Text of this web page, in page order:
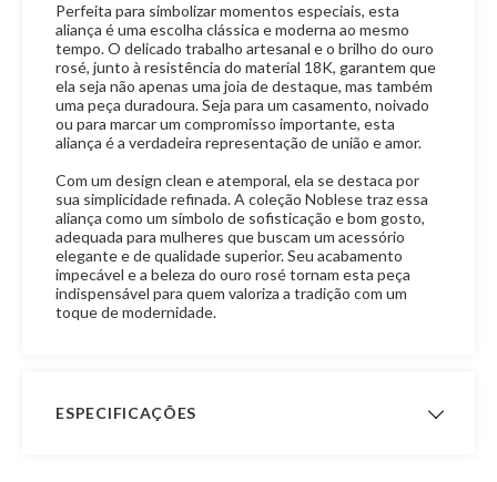
Perfeita para simbolizar momentos especiais, esta
aliança é uma escolha clássica e moderna ao mesmo
tempo. O delicado trabalho artesanal e o brilho do ouro
rosé, junto à resistência do material 18K, garantem que
ela seja não apenas uma joia de destaque, mas também
uma peça duradoura. Seja para um casamento, noivado
ou para marcar um compromisso importante, esta
aliança é a verdadeira representação de união e amor.
Com um design clean e atemporal, ela se destaca por
sua simplicidade refinada. A coleção Noblese traz essa
aliança como um símbolo de sofisticação e bom gosto,
adequada para mulheres que buscam um acessório
elegante e de qualidade superior. Seu acabamento
impecável e a beleza do ouro rosé tornam esta peça
indispensável para quem valoriza a tradição com um
toque de modernidade.
ESPECIFICAÇÕES